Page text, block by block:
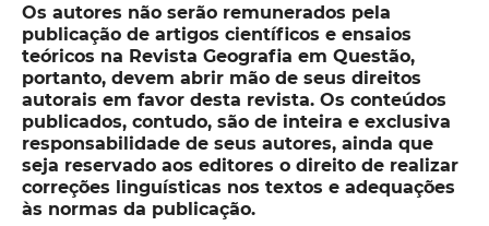
Os autores não serão remunerados pela
publicação de artigos científicos e ensaios
teóricos na Revista Geografia em Questão,
portanto, devem abrir mão de seus direitos
autorais em favor desta revista. Os conteúdos
publicados, contudo, são de inteira e exclusiva
responsabilidade de seus autores, ainda que
seja reservado aos editores o direito de realizar
correções linguísticas nos textos e adequações
às normas da publicação.